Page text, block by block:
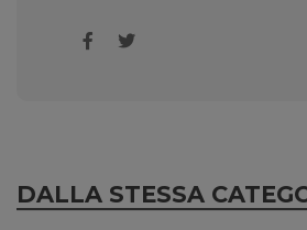
DALLA STESSA